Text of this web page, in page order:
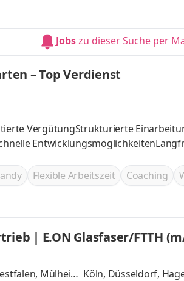
Jobszu dieser Suche per
– Top Verdienst
VergütungStrukturierte
Flexible Arbeitszeit Coaching
| E.ON Glasfaser/FTTH
Mülheim Köln, Düsseldorf,